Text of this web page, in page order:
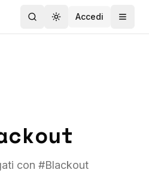
Toggle theme
Accedi
con #Blackout